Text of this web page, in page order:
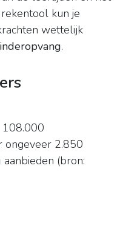
kun je
wettelijk
.
ongeveer 2.850
aanbieden (bron: